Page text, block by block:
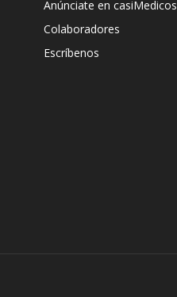
Anúnciate en casiMedicos
Colaboradores
Escríbenos